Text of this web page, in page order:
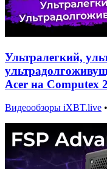
Ультралегкий,
Acer на Computex
Видеообзоры iXBT.live •